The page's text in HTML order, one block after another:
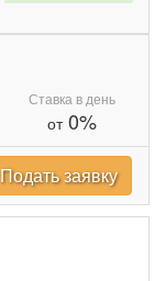
Ставка в день
от0%
Подать заявку